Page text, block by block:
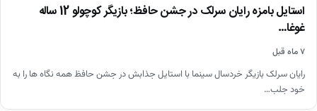
استایل بامزه رایان سرلک در جشن حافظ؛ بازیگر کوچولو 12 ساله
غوغا…
۷ ماه قبل
رایان سرلک بازیگر خردسال سینما با استایل جذابش در جشن حافظ همه نگاه ها را به
خود جلب…